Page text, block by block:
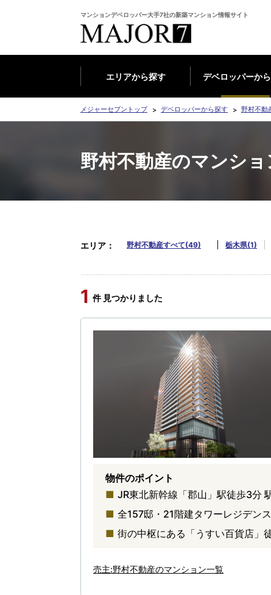
マンションデベロッパー大手7社の新築マンション情報サイト
エリアから探す デベロッパーか
メジャーセブントップ デベロッパーから探す 野村不動
野村不動産のマンシ
エリア 野村不動産すべて(49) 栃木県(1)
1 件 見つかりました
物件のポイント
JR東北新幹線「郡山」駅徒歩3分
全157邸・21階建タワーレジデン
街の中枢にある「うすい百貨店」
売主:野村不動産のマンション一覧